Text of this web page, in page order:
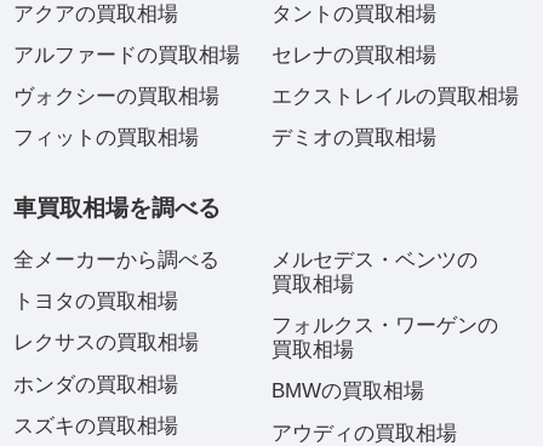
アクアの買取相場
アルファードの買取相場
ヴォクシーの買取相場
フィットの買取相場
タントの買取相場
セレナの買取相場
エクストレイルの買取相場
デミオの買取相場
車買取相場を調べる
全メーカーから調べる
トヨタの買取相場
レクサスの買取相場
ホンダの買取相場
スズキの買取相場
メルセデス・ベンツの
買取相場
フォルクス・ワーゲンの
買取相場
BMWの買取相場
アウディの買取相場